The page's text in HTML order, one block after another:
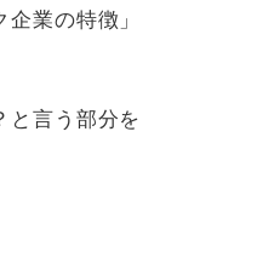
業の特徴」
と言う部分を